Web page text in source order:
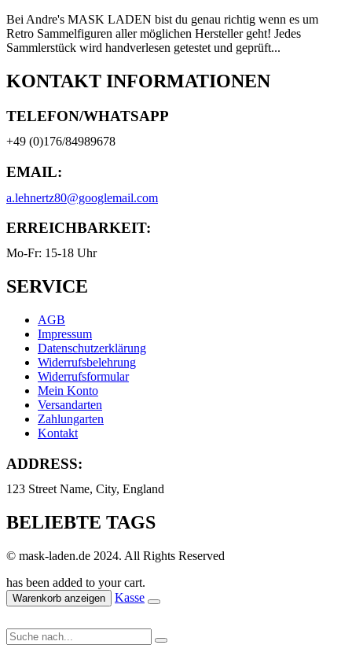
Bei Andre's MASK LADEN bist du genau richtig wenn es um
Retro Sammelfiguren aller möglichen Hersteller geht! Jedes
Sammlerstück wird handverlesen getestet und geprüft...
KONTAKT INFORMATIONEN
TELEFON/WHATSAPP
+49 (0)176/84989678
EMAIL:
a.lehnertz80@googlemail.com
ERREICHBARKEIT:
Mo-Fr: 15-18 Uhr
SERVICE
AGB
Impressum
Datenschutzerklärung
Widerrufsbelehrung
Widerrufsformular
Mein Konto
Versandarten
Zahlungarten
Kontakt
ADDRESS:
123 Street Name, City, England
BELIEBTE TAGS
© mask-laden.de 2024. All Rights Reserved
has been added to your cart.
Warenkorb anzeigen Kasse